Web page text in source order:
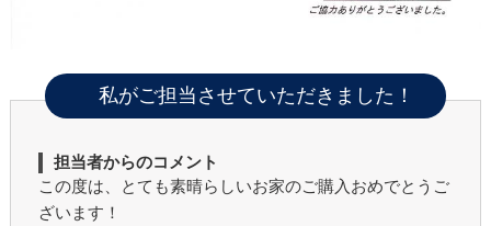
私がご担当させていただきました！
担当者からのコメント
この度は、とても素晴らしいお家のご購入おめでとうご
ざいます！